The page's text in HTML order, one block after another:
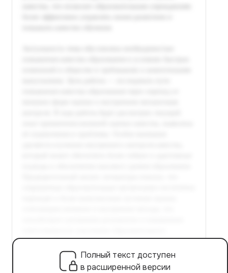
Полный текст доступен
в расширенной версии